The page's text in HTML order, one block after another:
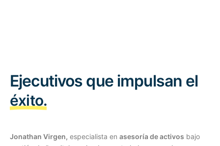
Ejecutivos que impulsan el
éxito.
Jonathan Virgen, especialista en asesoría de activos bajo